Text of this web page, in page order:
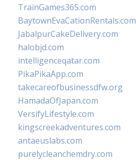
TrainGames365.com
BaytownEvaCationRentals.com
JabalpurCakeDelivery.com
halobjd.com
intelligenceqatar.com
PikaPikaApp.com
takecareofbusinessdfw.org
HamadaOfJapan.com
VersifyLifestyle.com
kingscreekadventures.com
antaeuslabs.com
purelycleanchemdry.com